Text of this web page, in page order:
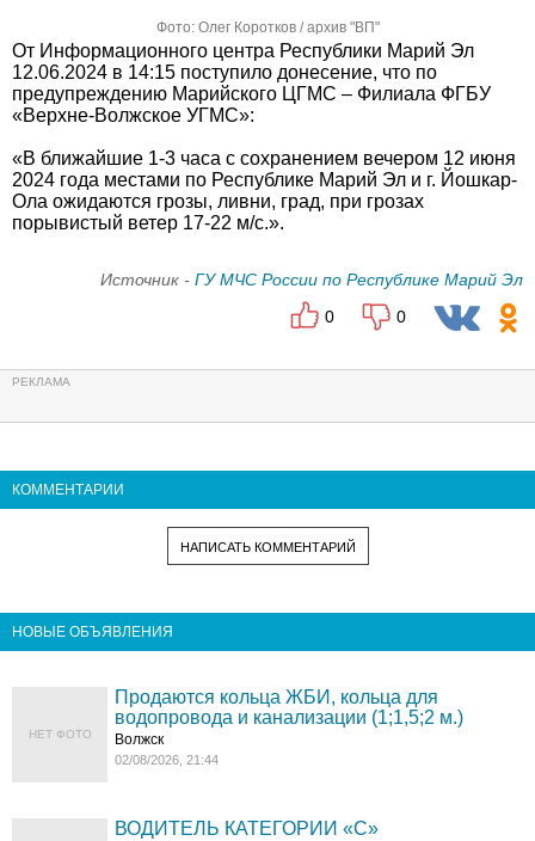
Фото: Олег Коротков / архив "ВП"
От Информационного центра Республики Марий Эл
12.06.2024 в 14:15 поступило донесение, что по
предупреждению Марийского ЦГМС – Филиала ФГБУ
«Верхне-Волжское УГМС»:
«В ближайшие 1-3 часа с сохранением вечером 12 июня
2024 года местами по Республике Марий Эл и г. Йошкар-
Ола ожидаются грозы, ливни, град, при грозах
порывистый ветер 17-22 м/с.».
Источник - ГУ МЧС России по Республике Марий Эл
0
0
КОММЕНТАРИИ
НАПИСАТЬ КОММЕНТАРИЙ
НОВЫЕ ОБЪЯВЛЕНИЯ
НЕТ ФОТО
Продаются кольца ЖБИ, кольца для
водопровода и канализации (1;1,5;2 м.)
Волжск
02/08/2026, 21:44
ВОДИТЕЛЬ КАТЕГОРИИ «C»